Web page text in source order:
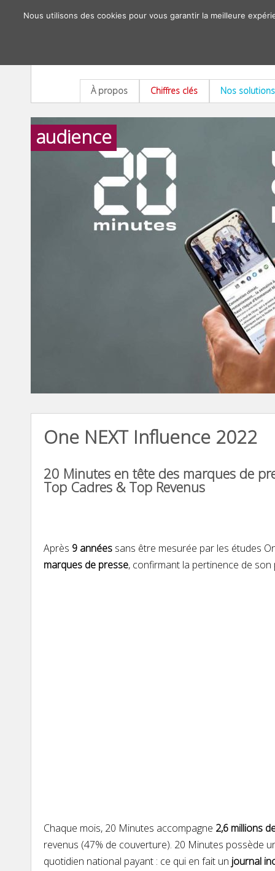
À propos Chiffres clés Nos solutions
audience
One NEXT Influence 2022
20 Minutes en tête des marques de
Top Cadres & Top Revenus
Après 9 années sans être mesurée par les études
marques de presse, confirmant la pertinence de
Chaque mois, 20 Minutes accompagne 2,6 millions
revenus (47% de couverture). 20 Minutes possède
quotidien national payant : ce qui en fait un journal
Nous utilisons des cookies pour vous garantir la meilleure